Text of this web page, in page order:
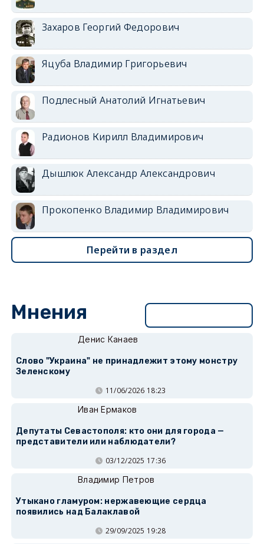
Захаров Георгий Федорович
Яцуба Владимир Григорьевич
Подлесный Анатолий Игнатьевич
Радионов Кирилл Владимирович
Дышлюк Александр Александрович
Прокопенко Владимир Владимирович
Перейти в раздел
Мнения
Денис Канаев
Слово "Украина" не принадлежит этому монстру
Зеленскому
11/06/2026 18:23
Иван Ермаков
Депутаты Севастополя: кто они для города —
представители или наблюдатели?
03/12/2025 17:36
Владимир Петров
Утыкано гламуром: нержавеющие сердца
появились над Балаклавой
29/09/2025 19:28